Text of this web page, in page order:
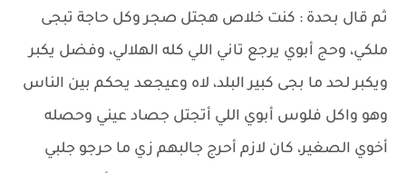
ثم قال بحدة : كنت خلاص هجتل صجر وكل حاجة تبجى
ملكي، وحج أبوي يرجع تاني اللي كله الهلالي، وفضل يكبر
ويكبر لحد ما بجى كبير البلد، لاه وعيجعد يحكم بين الناس
وهو واكل فلوس أبوي اللي أتجتل جصاد عيني وحصله
أخوي الصغير، كان لازم أحرج جالبهم زي ما حرجو جلبي